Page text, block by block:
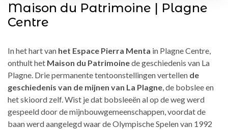
Maison du Patrimoine | Plagne
Centre
In het hart van het Espace Pierra Menta in Plagne Centre,
onthult het Maison du Patrimoinede geschiedenis van La
Plagne. Drie permanente tentoonstellingen vertellen de
geschiedenis van de mijnen van La Plagne, de bobslee en
het skioord zelf. Wist je dat bobsleeën al op de weg werd
gespeeld door de mijnbouwgemeenschappen, voordat de
baan werd aangelegd waar de Olympische Spelen van 1992